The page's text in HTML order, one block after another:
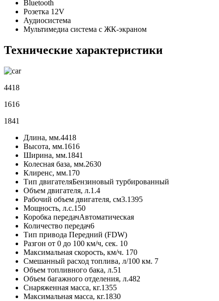
Bluetooth
Розетка 12V
Аудиосистема
Мультимедиа система с ЖК-экраном
Технические характеристики
4418
1616
1841
Длина, мм.4418
Высота, мм.1616
Ширина, мм.1841
Колесная база, мм.2630
Клиренс, мм.170
Тип двигателяБензиновый турбированный
Объем двигателя, л.1.4
Рабочий объем двигателя, см3.1395
Мощность, л.с.150
Коробка передачАвтоматическая
Количество передач6
Тип привода Передний (FDW)
Разгон от 0 до 100 км/ч, сек. 10
Максимальная скорость, км/ч. 170
Смешанный расход топлива, л/100 км. 7
Объем топливного бака, л.51
Объем багажного отделения, л.482
Снаряженная масса, кг.1355
Максимальная масса, кг.1830